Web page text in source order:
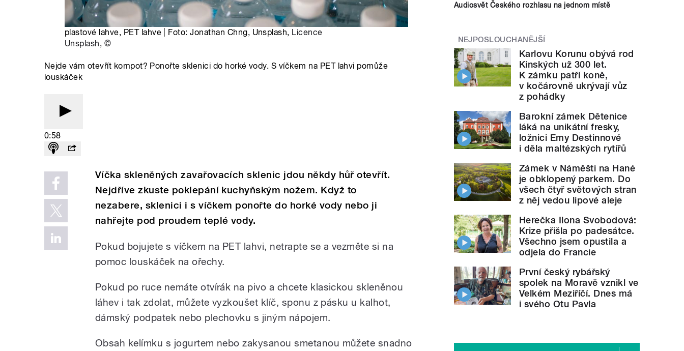
plastové lahve, PET lahve | Foto: Jonathan Chng, Unsplash, Licence
Unsplash, ©
Nejde vám otevřít kompot? Ponořte sklenici do horké vody. S víčkem na PET lahvi pomůže
louskáček
0:58
Víčka skleněných zavařovacích sklenic jdou někdy hůř otevřít.
Nejdříve zkuste poklepání kuchyňským nožem. Když to
nezabere, sklenici i s víčkem ponořte do horké vody nebo ji
nahřejte pod proudem teplé vody.
Pokud bojujete s víčkem na PET lahvi, netrapte se a vezměte si na
pomoc louskáček na ořechy.
Pokud po ruce nemáte otvírák na pivo a chcete klasickou skleněnou
láhev i tak zdolat, můžete vyzkoušet klíč, sponu z pásku u kalhot,
dámský podpatek nebo plechovku s jiným nápojem.
Obsah kelímku s jogurtem nebo zakysanou smetanou můžete snadno
Audiosvět Českého rozhlasu na jednom místě
NEJPOSLOUCHANĚJŠÍ
Karlovu Korunu obývá rod
Kinských už 300 let.
K zámku patří koně,
v kočárovně ukrývají vůz
z pohádky
Barokní zámek Dětenice
láká na unikátní fresky,
ložnici Emy Destinnové
i děla maltézských rytířů
Zámek v Náměšti na Hané
je obklopený parkem. Do
všech čtyř světových stran
z něj vedou lipové aleje
Herečka Ilona Svobodová:
Krize přišla po padesátce.
Všechno jsem opustila a
odjela do Francie
První český rybářský
spolek na Moravě vznikl ve
Velkém Meziříčí. Dnes má
i svého Otu Pavla